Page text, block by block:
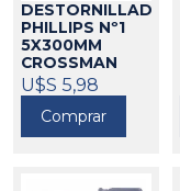
DESTORNILLADOR
PHILLIPS Nº1
5X300MM
CROSSMAN
550030
U$S 5,98
Comprar